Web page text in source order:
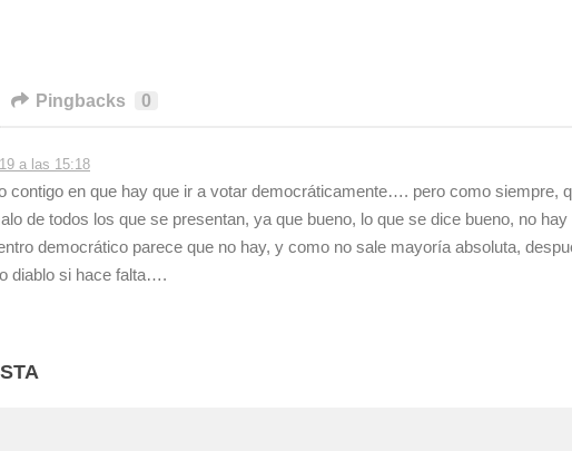
Pingbacks 0
a las 15:18
contigo en que hay que ir a votar democráticamente…. pero como siempre,
de todos los que se presentan, ya que bueno, lo que se dice bueno, no
democrático parece que no hay, y como no sale mayoría absoluta,
diablo si hace falta….